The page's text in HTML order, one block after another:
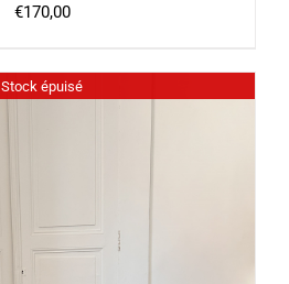
€170,00
Stock épuisé